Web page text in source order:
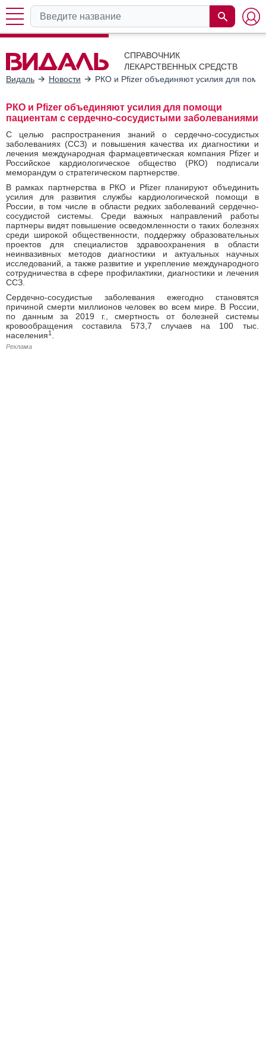
СПРАВОЧНИК
ЛЕКАРСТВЕННЫХ СРЕДСТВ
Видаль
Новости РКО и Pfizer объединяют усилия для
РКО и Pfizer объединяют усилия для помощи
пациентам с сердечно-сосудистыми заболеваниями
С целью распространения знаний о сердечно-сосудистых
заболеваниях (ССЗ) и повышения качества их диагностики и
лечения международная фармацевтическая компания Pfizer и
Российское кардиологическое общество (РКО) подписали
меморандум о стратегическом партнерстве.
В рамках партнерства в РКО и Pfizer планируют объединить
усилия для развития службы кардиологической помощи в
России, в том числе в области редких заболеваний сердечно-
сосудистой системы. Среди важных направлений работы
партнеры видят повышение осведомленности о таких болезнях
среди широкой общественности, поддержку образовательных
проектов для специалистов здравоохранения в области
неинвазивных методов диагностики и актуальных научных
исследований, а также развитие и укрепление международного
сотрудничества в сфере профилактики, диагностики и лечения
ССЗ.
Сердечно-сосудистые заболевания ежегодно становятся
причиной смерти миллионов человек во всем мире. В России,
по данным за 2019 г., смертность от болезней системы
кровообращения составила 573,7 случаев на 100 тыс.
населения1
Реклама